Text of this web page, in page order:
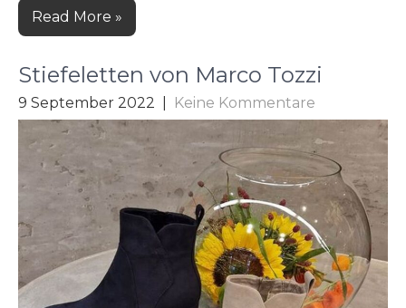
Read More »
Stiefeletten von Marco Tozzi
9 September 2022 Keine Kommentare